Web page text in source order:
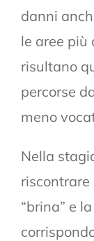
danni
le aree più
risultano
percorse
meno
Nella
“brina” e